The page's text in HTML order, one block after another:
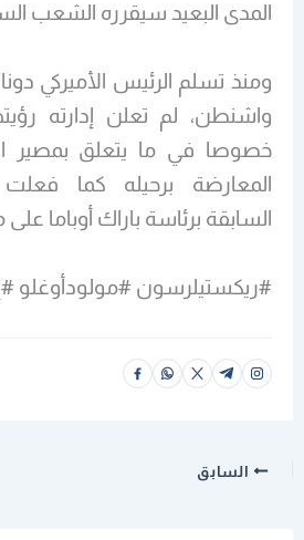
المدى البعيد سيقرره الشعب
ومنذ تسلم الرئيس الأميركي
واشنطن، لم تعلن إدارته
خصوصا في ما يتعلق بمصير
المعارضة برحيله كما فعلت
السابقة برئاسة باراك أوباما
#ريكستيلرسون #مولودأوغلو
السابق